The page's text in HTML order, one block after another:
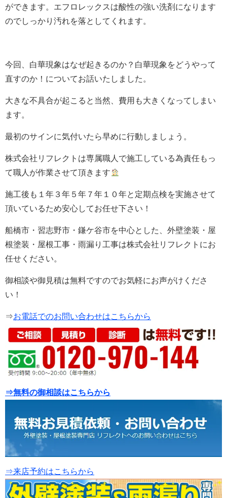
ができます。エフロレックスは酸性の強い洗剤になります
のでしっかり汚れを落としてくれます。
今回、白華現象はなぜ起きるのか？白華現象をどうやって
直すのか！についてお話いたしました。
大きな不具合が起こると当然、費用も大きくなってしまい
ます。
最初のサインに気付いたら早めに行動しましょう。
株式会社リフレクト は専属職人で施工している為責任もっ
て職人が作業させて頂きます
施工後も１年３年５年７年１０年と定期点検を実施させて
頂いているため安心してお任せ下さい！
船橋市・習志野市・鎌ケ谷市を中心とした、外壁塗装・屋
根塗装・屋根工事・雨漏り工事は株式会社リフレクトにお
任せください。
御相談や御見積は無料ですのでお気軽にお声がけくださ
い！
⇒お電話でのお問い合わせはこちらから
⇒無料の御相談はこちらから
⇒来店予約はこちらから